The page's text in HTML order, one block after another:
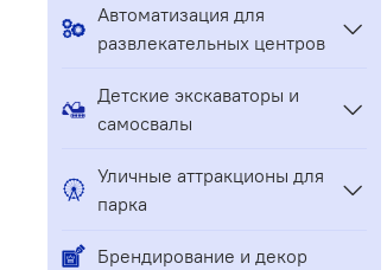
Автоматизация для
развлекательных центров
Детские экскаваторы и
самосвалы
Уличные аттракционы для
парка
Брендирование и декор